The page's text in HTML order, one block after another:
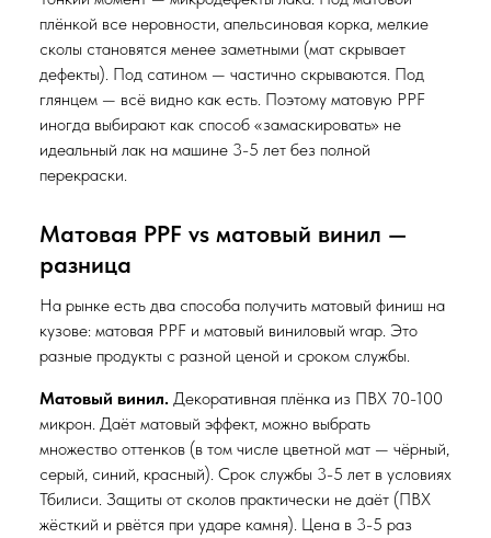
плёнкой все неровности, апельсиновая корка, мелкие
сколы становятся менее заметными (мат скрывает
дефекты). Под сатином — частично скрываются. Под
глянцем — всё видно как есть. Поэтому матовую PPF
иногда выбирают как способ «замаскировать» не
идеальный лак на машине 3-5 лет без полной
перекраски.
Матовая PPF vs матовый винил —
разница
На рынке есть два способа получить матовый финиш на
кузове: матовая PPF и матовый виниловый wrap. Это
разные продукты с разной ценой и сроком службы.
Матовый винил. Декоративная плёнка из ПВХ 70-100
микрон. Даёт матовый эффект, можно выбрать
множество оттенков (в том числе цветной мат — чёрный,
серый, синий, красный). Срок службы 3-5 лет в условиях
Тбилиси. Защиты от сколов практически не даёт (ПВХ
жёсткий и рвётся при ударе камня). Цена в 3-5 раз